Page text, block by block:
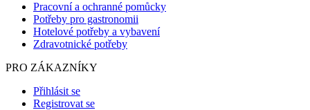
Pracovní a ochranné pomůcky
Potřeby pro gastronomii
Hotelové potřeby a vybavení
Zdravotnické potřeby
PRO ZÁKAZNÍKY
Přihlásit se
Registrovat se